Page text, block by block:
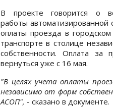
В проекте говорится о
работы автоматизированной
оплаты проезда в городском
транспорте в столице
собственности. Оплата за
вернуться уже с 16 мая.
"В целях учета оплаты
независимо от форм
АСОП", - сказано в документе.